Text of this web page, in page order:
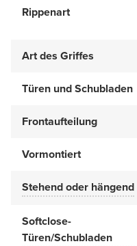
Rippenart
Art des Griffes
Türen und Schubladen
Frontaufteilung
Vormontiert
Stehend oder hängend
Softclose-
Türen/Schubladen